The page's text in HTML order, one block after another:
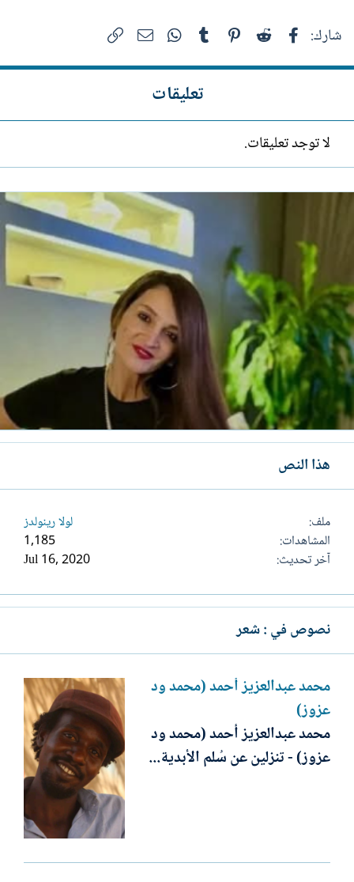
شارك: فيسبوك Reddit
Pinterest
Tumblr
WhatsAppالبريد الإلكتروني
تعليقات
لا توجد تعليقات.
هذا النص
ملف
لولا رينولدز
المشاهدات
1,185
آخر تحديث
Jul 16, 2020
نصوص في : شعر
محمد عبدالعزيز أحمد (محمد ود
عزوز)
محمد عبدالعزيز أحمد (محمد ود
عزوز) - تنزلين عن سُلم الأبدية...